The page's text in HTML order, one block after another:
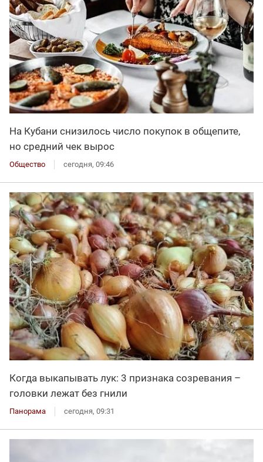
На Кубани снизилось число покупок в общепите,
но средний чек вырос
Общество сегодня, 09:46
Когда выкапывать лук: 3 признака созревания –
головки лежат без гнили
Панорама сегодня, 09:31